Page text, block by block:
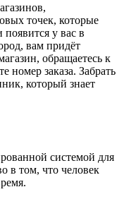
точек, которые
у вас в
вам придёт
обращаетесь к
номер заказа. Забрать
который знает
системой для
в том, что человек